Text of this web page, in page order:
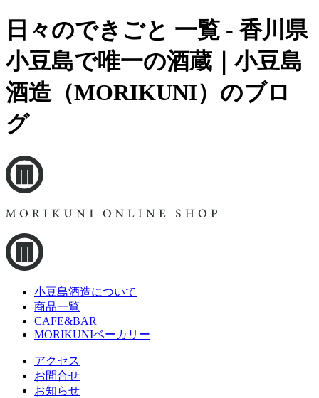
日々のできごと 一覧 - 香川県
小豆島で唯一の酒蔵｜小豆島
酒造（MORIKUNI）のブロ
グ
小豆島酒造について
商品一覧
CAFE&BAR
MORIKUNIベーカリー
アクセス
お問合せ
お知らせ